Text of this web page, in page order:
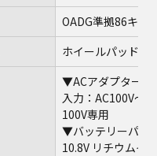
OADG準拠86キ
ホイールパッド
▼ACアダプター
入力：AC100V～
100V専用
▼バッテリーパッ
10.8V リチウムイ